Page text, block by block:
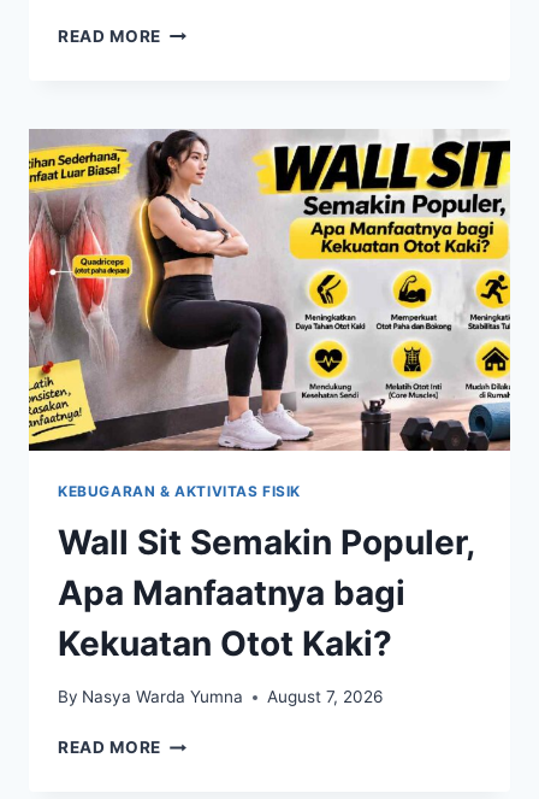
READ MORE SERING
MINUM?
KENALI
PENYEBAB
DAN
KAPAN
HARUS
PERIKSA
KEBUGARAN & AKTIVITAS FISIK
Wall Sit Semakin Populer,
Apa Manfaatnya bagi
Kekuatan Otot Kaki?
By Nasya Warda Yumna August 7, 2026
READ MORE WALL